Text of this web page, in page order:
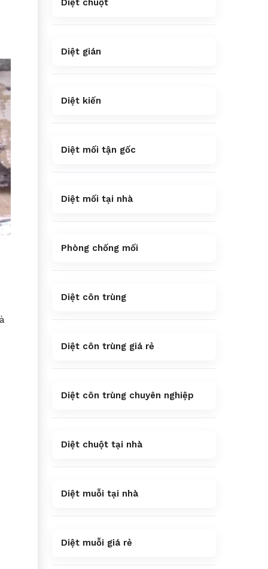
Diệt chuột
Diệt gián
Diệt kiến
Diệt mối tận gốc
Diệt mối tại nhà
Phòng chống mối
Diệt côn trùng
Diệt côn trùng giá rẻ
Diệt côn trùng chuyên nghiệp
Diệt chuột tại nhà
Diệt muỗi tại nhà
Diệt muỗi giá rẻ